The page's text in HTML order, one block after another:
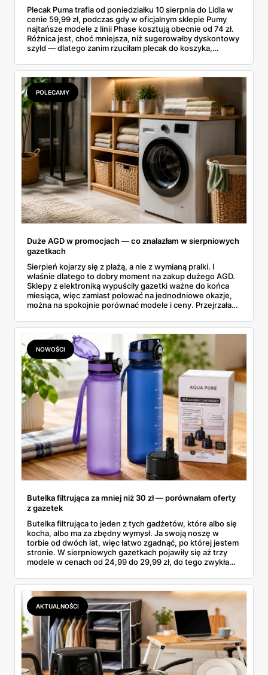
Plecak Puma trafia od poniedziałku 10 sierpnia do Lidla w
cenie 59,99 zł, podczas gdy w oficjalnym sklepie Pumy
najtańsze modele z linii Phase kosztują obecnie od 74 zł.
Różnica jest, choć mniejsza, niż sugerowałby dyskontowy
szyld — dlatego zanim rzuciłam plecak do koszyka,
rozpiska: co dokładnie sprzedaje Lidl, ile kosztują
odpowiedniki u producenta i komu ten zakup naprawdę
się opłaci.
POLECAMY
Duże AGD w promocjach — co znalazłam w sierpniowych
gazetkach
Sierpień kojarzy się z plażą, a nie z wymianą pralki. I
właśnie dlatego to dobry moment na zakup dużego AGD.
Sklepy z elektroniką wypuściły gazetki ważne do końca
miesiąca, więc zamiast polować na jednodniowe okazje,
można na spokojnie porównać modele i ceny. Przejrzałam
znalazłam, z cenami i terminami.
NOWOŚCI
Butelka filtrująca za mniej niż 30 zł — porównałam oferty
z gazetek
Butelka filtrująca to jeden z tych gadżetów, które albo się
kocha, albo ma za zbędny wymysł. Ja swoją noszę w
torbie od dwóch lat, więc łatwo zgadnąć, po której jestem
stronie. W sierpniowych gazetkach pojawiły się aż trzy
modele w cenach od 24,99 do 29,99 zł, do tego zwykła
wszystkie oferty i policzyłam, kiedy taki zakup faktycznie
się opłaca.
AKTUALNOŚCI